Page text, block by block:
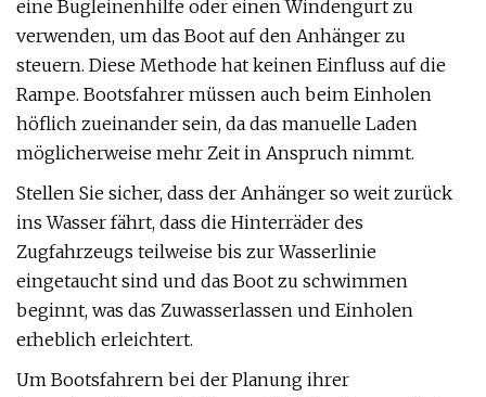
eine Bugleinenhilfe oder einen Windengurt zu
verwenden, um das Boot auf den Anhänger zu
steuern. Diese Methode hat keinen Einfluss auf die
Rampe. Bootsfahrer müssen auch beim Einholen
höflich zueinander sein, da das manuelle Laden
möglicherweise mehr Zeit in Anspruch nimmt.
Stellen Sie sicher, dass der Anhänger so weit zurück
ins Wasser fährt, dass die Hinterräder des
Zugfahrzeugs teilweise bis zur Wasserlinie
eingetaucht sind und das Boot zu schwimmen
beginnt, was das Zuwasserlassen und Einholen
erheblich erleichtert.
Um Bootsfahrern bei der Planung ihrer